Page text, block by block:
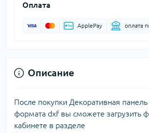
Оплата
ApplePay оплата
Описание
После покупки Декоративная
формата dxf вы сможете загрузить
кабинете в разделе